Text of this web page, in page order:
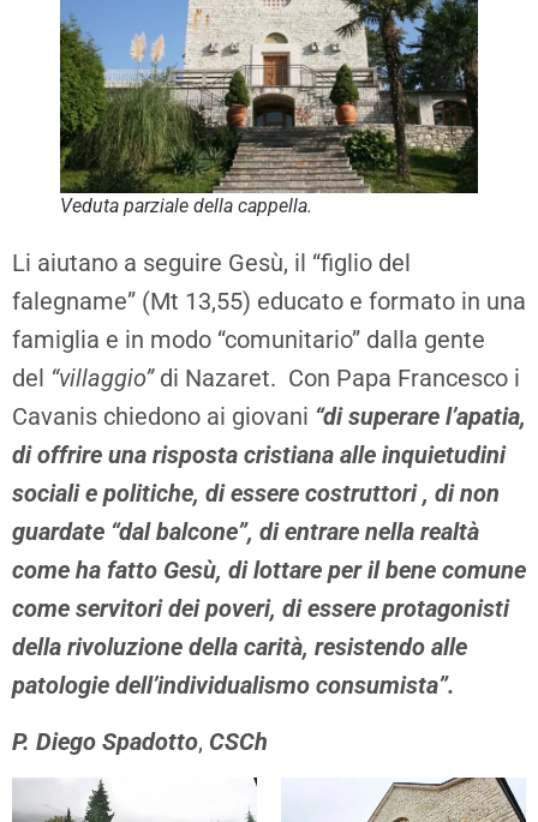
Veduta parziale della cappella.
Li aiutano a seguire Gesù, il “figlio del
falegname” (Mt 13,55) educato e formato in una
famiglia e in modo “comunitario” dalla gente
del “villaggio”di Nazaret. Con Papa Francesco i
Cavanis chiedono ai giovani “di superare l’apatia,
di offrire una risposta cristiana alle inquietudini
sociali e politiche, di essere costruttori , di non
guardate “dal balcone”, di entrare nella realtà
come ha fatto Gesù, di lottare per il bene comune
come servitori dei poveri, di essere protagonisti
della rivoluzione della carità, resistendo alle
patologie dell’individualismo consumista”.
P. Diego Spadotto, CSCh